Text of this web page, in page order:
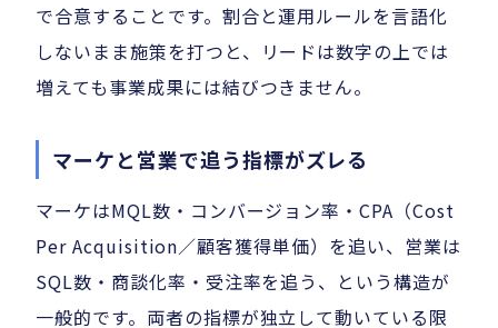
で合意することです。割合と運用ルールを言語化
しないまま施策を打つと、リードは数字の上では
増えても事業成果には結びつきません。
マーケと営業で追う指標がズレる
マーケはMQL数・コンバージョン率・CPA（Cost
Per Acquisition／顧客獲得単価）を追い、営業は
SQL数・商談化率・受注率を追う、という構造が
一般的です。両者の指標が独立して動いている限